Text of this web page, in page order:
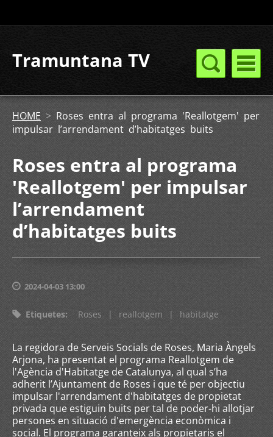
Tramuntana TV
HOME > Roses entra al programa 'Reallotgem' per
impulsar l’arrendament d’habitatges buits
Roses entra al programa
'Reallotgem' per impulsar
l’arrendament
d’habitatges buits
2024-04-03 13:00
Etiquetes: Roses | reallotgem | habitatge
La regidora de Serveis Socials de Roses, Maria Àngels
Arjona, ha presentat el programa Reallotgem de
l'Agència d'Habitatge de Catalunya, al qual s’ha
adherit l’Ajuntament de Roses i que té per objectiu
impulsar l'arrendament d'habitatges de propietat
privada que estiguin buits per tal de poder-hi allotjar
persones en situació d'emergència econòmica i
social. El programa garanteix als propietaris el